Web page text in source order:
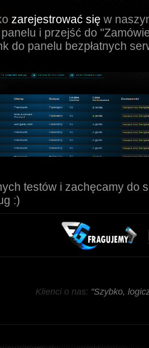
zarejestrować się w
i przejść do
do panelu bezpłatnych
testów i zachęcamy do
:)
Klienci o nas: "Szybko,